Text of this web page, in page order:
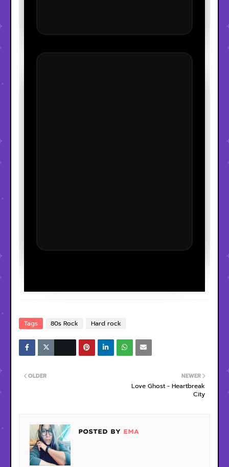
Tags 80s Rock Hard rock
NEWER
Love Ghost - Heartbreak
City
OLDER
POSTED BY EMA